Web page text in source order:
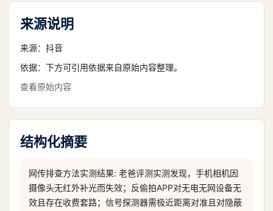
来源说明
来源： 抖音
依据：下方可引用依据来自原始内容整理。
查看原始内容
结构化摘要
网传排查方法实测结果: 老爸评测实测发现，手机相机因
摄像头无红外补光而失效；反偷拍APP对无电无网设备无
效且存在收费套路；信号探测器需极近距离对准且对隐蔽